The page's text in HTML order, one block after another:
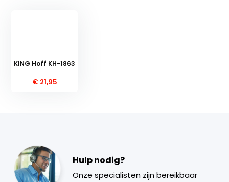
KING Hoff KH-1863
€ 21,95
Hulp nodig?
Onze specialisten zijn bereikbaar